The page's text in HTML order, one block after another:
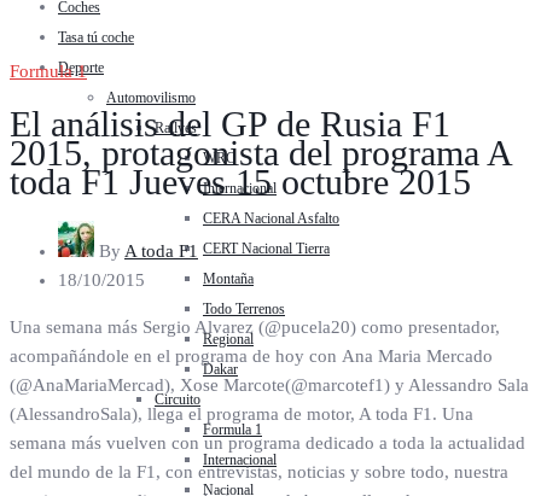
Coches
Tasa tú coche
Deporte
Automovilismo
Rallyes
WRC
Internacional
CERA Nacional Asfalto
CERT Nacional Tierra
Montaña
Todo Terrenos
Regional
Dakar
Circuito
Formula 1
Internacional
Nacional
Formula 1
El análisis del GP de Rusia F1
2015, protagonista del programa A
toda F1 Jueves 15 octubre 2015
ByA toda F1
18/10/2015
Una semana más Sergio Alvarez (@pucela20) como presentador,
acompañándole en el programa de hoy con Ana Maria Mercado
(@AnaMariaMercad), Xose Marcote(@marcotef1) y Alessandro Sala
(AlessandroSala), llega el programa de motor, A toda F1. Una
semana más vuelven con un programa dedicado a toda la actualidad
del mundo de la F1, con entrevistas, noticias y sobre todo, nuestra